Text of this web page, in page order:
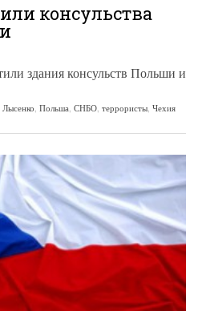
консульства
здания консульств Польши и
Лысенко Польша СНБО террористы Чехия